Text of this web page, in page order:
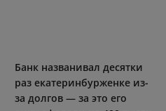
Банк названивал десятки
раз екатеринбурженке из-
за долгов — за это его